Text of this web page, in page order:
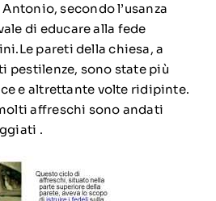
secondo l’usanza
di educare alla fede
Le pareti della chiesa, a
pestilenze, sono state più
e altrettante volte ridipinte.
affreschi sono andati
.